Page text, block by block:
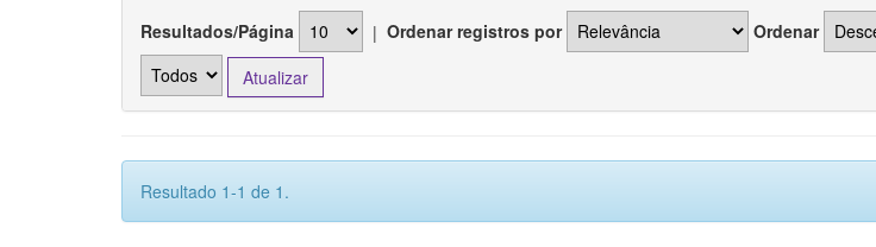
Resultados/Página | Ordenar registros por Ordenar
Resultado 1-1 de 1.